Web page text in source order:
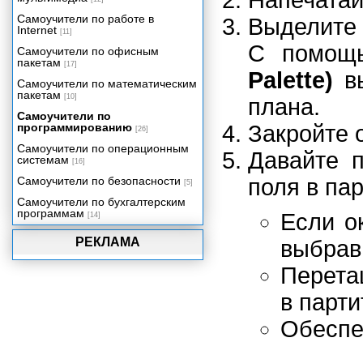
Выделите
С
Palette)
плана.
Закройте
Давайте
поля в
Если
в
РЕКЛАМА
Добавление контента со
сведениями о продукции
Включение цифрового видео в
ваше приложение
Трехмерная графика реального
времени
Создаем приложение:
Видеопрезентация
Упаковка вашего проекта
Самоучители по работе в
Internet [11]
Самоучители по офисным
пакетам [17]
Самоучители по математическим
пакетам [10]
Самоучители по
программированию [26]
Самоучители по операционным
системам [16]
Самоучители по безопасности [5]
Самоучители по бухгалтерским
программам [14]